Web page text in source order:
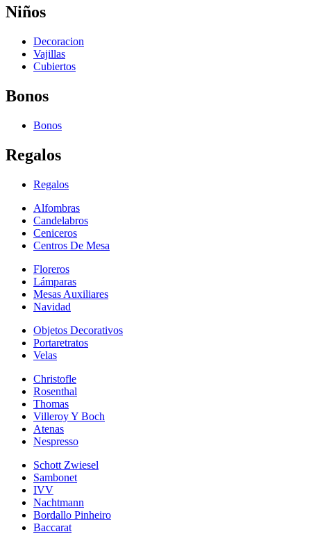
Niños
Decoracion
Vajillas
Cubiertos
Bonos
Bonos
Regalos
Regalos
Alfombras
Candelabros
Ceniceros
Centros De Mesa
Floreros
Lámparas
Mesas Auxiliares
Navidad
Objetos Decorativos
Portaretratos
Velas
Christofle
Rosenthal
Thomas
Villeroy Y Boch
Atenas
Nespresso
Schott Zwiesel
Sambonet
IVV
Nachtmann
Bordallo Pinheiro
Baccarat